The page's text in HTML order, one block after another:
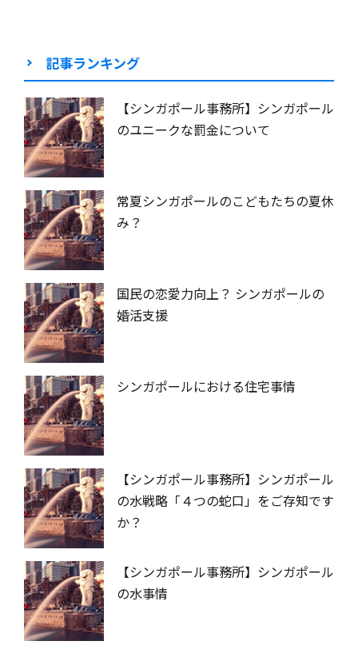
記事ランキング
【シンガポール事務所】シンガポール
のユニークな罰金について
常夏シンガポールのこどもたちの夏休
み？
国民の恋愛力向上？ シンガポールの
婚活支援
シンガポールにおける住宅事情
【シンガポール事務所】シンガポール
の水戦略「４つの蛇口」をご存知です
か？
【シンガポール事務所】シンガポール
の水事情